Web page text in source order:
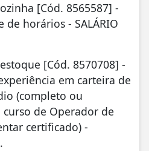
[Cód. 8565587] -
horários - SALÁRIO
[Cód. 8570708] -
em carteira de
(completo ou
curso de Operador de
certificado) -